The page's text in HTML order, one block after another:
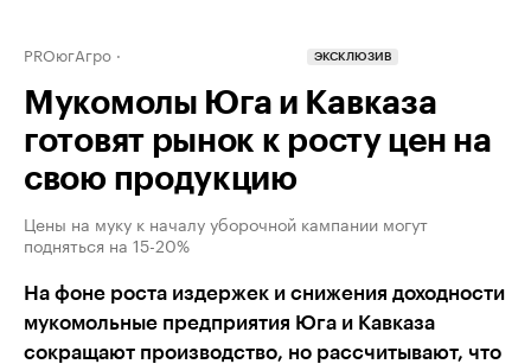
PROюгАгро ЭКСКЛЮЗИВ
Мукомолы Юга и Кавказа
готовят рынок к росту цен на
свою продукцию
Цены на муку к началу уборочной кампании могут
подняться на 15-20%
На фоне роста издержек и снижения доходности
мукомольные предприятия Юга и Кавказа
сокращают производство, но рассчитывают, что